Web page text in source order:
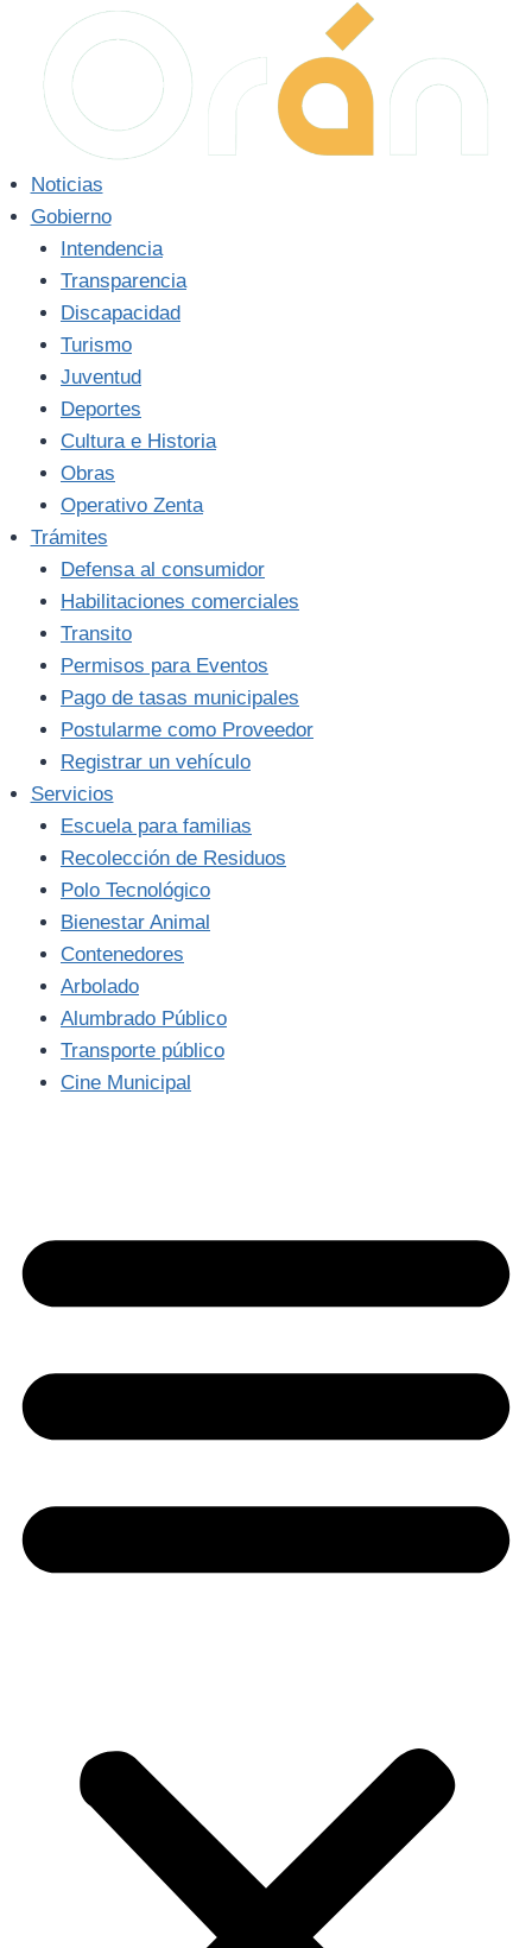
contenido
Noticias
Gobierno
Intendencia
Transparencia
Discapacidad
Turismo
Juventud
Deportes
Cultura e Historia
Obras
Operativo Zenta
Trámites
Defensa al consumidor
Habilitaciones comerciales
Transito
Permisos para Eventos
Pago de tasas municipales
Postularme como Proveedor
Registrar un vehículo
Servicios
Escuela para familias
Recolección de Residuos
Polo Tecnológico
Bienestar Animal
Contenedores
Arbolado
Alumbrado Público
Transporte público
Cine Municipal